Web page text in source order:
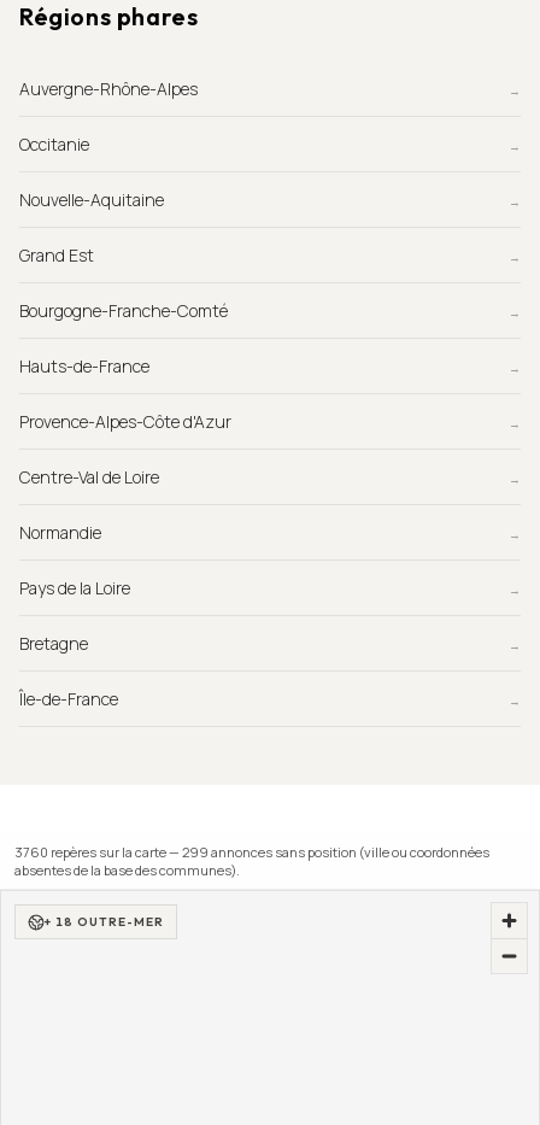
Régions phares
Auvergne-Rhône-Alpes →
Occitanie →
Nouvelle-Aquitaine →
Grand Est →
Bourgogne-Franche-Comté →
Hauts-de-France →
Provence-Alpes-Côte d'Azur →
Centre-Val de Loire →
Normandie →
Pays de la Loire →
Bretagne →
Île-de-France →
3760 repères sur la carte — 299 annonces sans position (ville ou coordonnées
absentes de la base des communes).
+ 18 OUTRE-MER